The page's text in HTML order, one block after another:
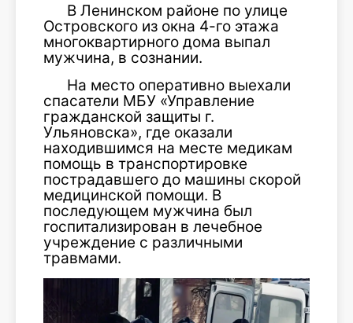
В Ленинском районе по улице
Островского из окна 4-го этажа
многоквартирного дома выпал
мужчина, в сознании.
На место оперативно выехали
спасатели МБУ «Управление
гражданской защиты г.
Ульяновска», где оказали
находившимся на месте медикам
помощь в транспортировке
пострадавшего до машины скорой
медицинской помощи. В
последующем мужчина был
госпитализирован в лечебное
учреждение с различными
травмами.